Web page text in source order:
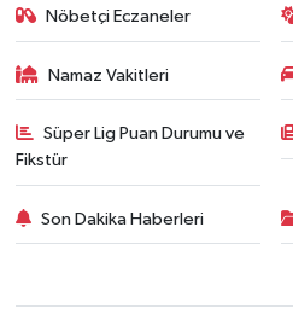
Nöbetçi Eczaneler
Namaz Vakitleri
Süper Lig Puan Durumu ve
Fikstür
Son Dakika Haberleri